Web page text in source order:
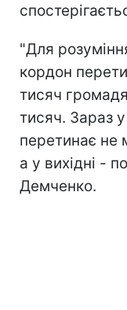
"Для
кордон
тисяч
тисяч. Зараз
перетинає не
а у вихідні -
Демченко.